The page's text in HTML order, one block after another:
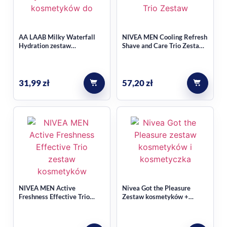
w sklepie.
Najczęstsze pytania
prezent?
Tak, ponieważ łączy kosmetyki męskie z funkcjonalnym
pudełkiem Gamebox 3 w 1, co zwiększa jego upominkowy
charakter.
Co zawiera Gamebox?
Opakowanie można wykorzystać jako grę planszową w
wariantach: szachy, tryktrak oraz kości.
AA LAAB Milky Waterfall
Hydration zestaw
serum do twarzy 15ml +
krem-maska na noc 15ml +
podkład do twarzy nr 02
31,99zł
NIVEA MEN Cooling Refresh
Shave and Care Trio Zestaw
57,20zł
NIVEA MEN Active
Freshness Effective Trio
Nivea Got the Pleasure
Zestaw kosmetyków +